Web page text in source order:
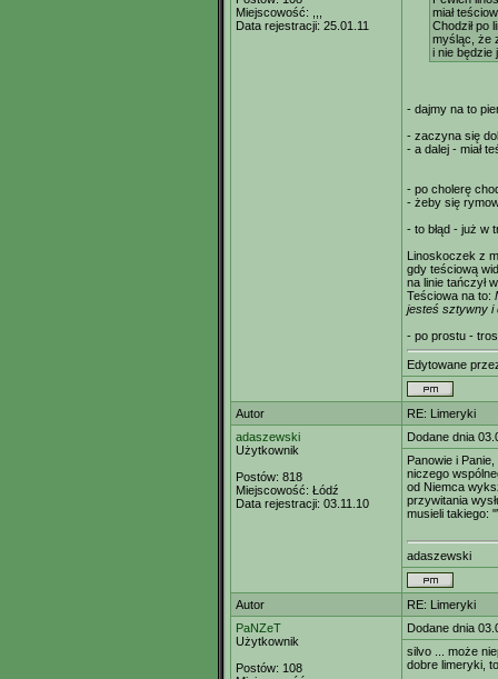
Miejscowość:
Data rejestracji: 25.01.11
miał
Chodził po
myśląc, że
i nie będzie
- dajmy na to
- zaczyna się
- a dalej - miał
- po cholerę
- żeby się
- to błąd - już w
Linoskoczek z
gdy teściową
na linie tańczył
Teściowa na to:
jesteś sztywny i
- po prostu -
Edytowane
Autor
RE: Limeryki
adaszewski
Użytkownik
Postów: 818
Miejscowość: Łódź
Data rejestracji: 03.11.10
Dodane dnia
Panowie i
niczego
od Niemca
przywitania
musieli takiego:
adaszewski
Autor
RE: Limeryki
PaNZeT
Użytkownik
Postów: 108
Dodane dnia
silvo ... może
dobre limeryki,